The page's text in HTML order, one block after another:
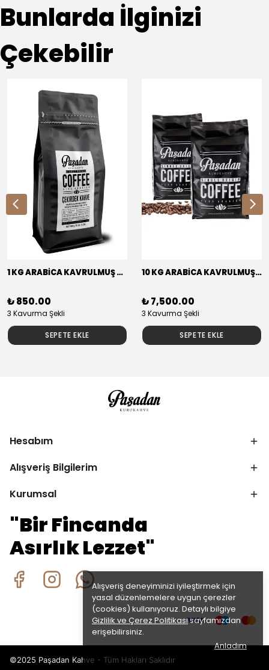
Alışveriş deneyiminizi iyileştirmek için
yasal düzenlemelere uygun çerezler
(cookies) kullanıyoruz. Detaylı bilgiye
Gizlilik ve Çerez Politikasısayfamızdan
erişebilirsiniz.
Anladım
Bunlarda İlginizi
Çekebilir
1 KG ARABİCA KAVRULMUŞ KAHVE BRAZİLYA RİO MİNAS ELEK. 17/18 NY2/3
₺ 850.00
3 Kavurma Şekli
SEPETE EKLE
10 KG ARABİCA KAVRULMUŞ KAHVE BRAZİLYA RİO MİNAS ELEK. 17/18 NY2/3
₺ 7,500.00
3 Kavurma Şekli
SEPETE EKLE
Hesabım
Alışveriş Bilgilerim
Kurumsal
"Bir Fincanda
Asırlık Lezzet"
©2025 Paşadan Kahve - Tüm Hakları Saklıdır